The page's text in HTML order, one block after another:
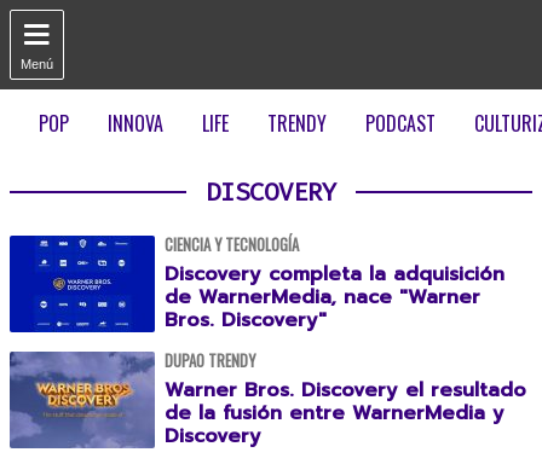

Menú
POP INNOVA LIFE TRENDY PODCAST
DISCOVERY
CIENCIA Y TECNOLOGÍA
Discovery completa la adquisición
de WarnerMedia, nace "Warner
Bros. Discovery"
DUPAO TRENDY
Warner Bros. Discovery el resultado
de la fusión entre WarnerMedia y
Discovery